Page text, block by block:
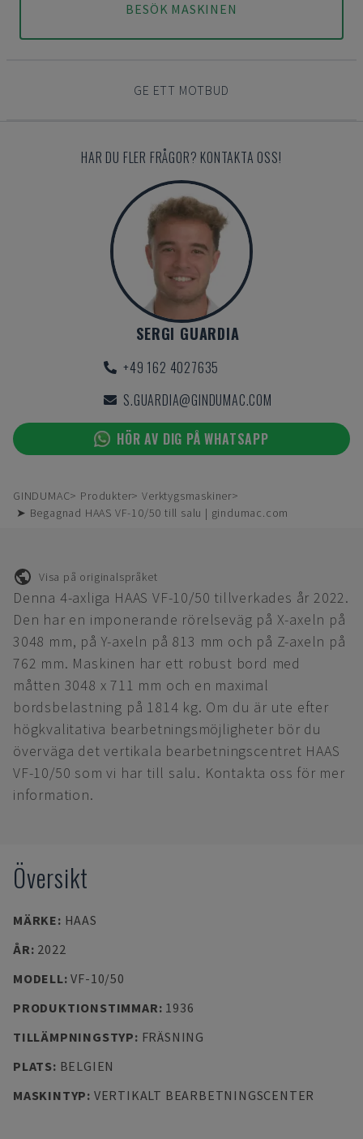
BESÖK MASKINEN
GE ETT MOTBUD
HAR DU FLER FRÅGOR? KONTAKTA OSS!
SERGI GUARDIA
+49 162 4027635
S.GUARDIA@GINDUMAC.COM
HÖR AV DIG PÅ WHATSAPP
GINDUMAC Produkter
Verktygsmaskiner
➤ Begagnad HAAS VF-10/50 till salu | gindumac.com
Visa på originalspråket
Denna 4-axliga HAAS VF-10/50 tillverkades år 2022.
Den har en imponerande rörelseväg på X-axeln på
3048 mm, på Y-axeln på 813 mm och på Z-axeln på
762 mm. Maskinen har ett robust bord med
måtten 3048 x 711 mm och en maximal
bordsbelastning på 1814 kg. Om du är ute efter
högkvalitativa bearbetningsmöjligheter bör du
överväga det vertikala bearbetningscentret HAAS
VF-10/50 som vi har till salu. Kontakta oss för mer
information.
Översikt
MÄRKE: HAAS
ÅR: 2022
MODELL:VF-10/50
PRODUKTIONSTIMMAR: 1936
TILLÄMPNINGSTYP: FRÄSNING
PLATS: BELGIEN
MASKINTYP: VERTIKALT BEARBETNINGSCENTER